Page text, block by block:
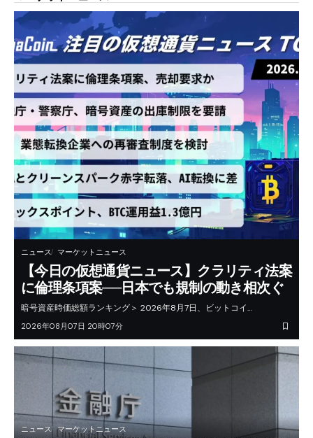
ニュース マーケットニュース
【今日の仮想通貨ニュース】クラリティ法案
に倫理条項案──日本でも規制の動き相次ぐ
暗号資産時価総額ランキング＞ 2026年8月7日、ビットコイ…
2026年08月07日 20時07分
ニュース マーケットニュース